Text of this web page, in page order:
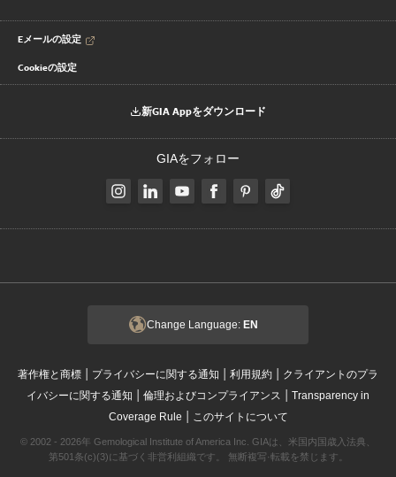
Eメールの設定
Cookieの設定
新GIA Appをダウンロード
GIAをフォロー
Change Language: EN
著作権と商標 | プライバシーに関する通知 | 利用規約 | クライアントのプラ
イバシーに関する通知 | 倫理およびコンプライアンス | Transparency in
Coverage Rule | このサイトについて
© 2002 - 2026年 Gemological Institute of America Inc. GIAは、米国内国歳入法典、
第501条(c)(3)に基づく非営利組織です。 無断複写·転載を禁じます。